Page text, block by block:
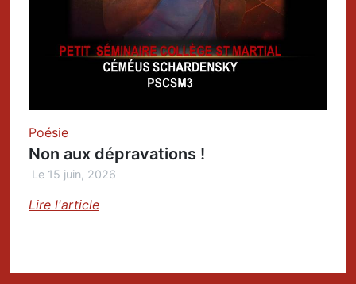
Poésie
Non aux dépravations !
Le 15 juin, 2026
Lire l'article